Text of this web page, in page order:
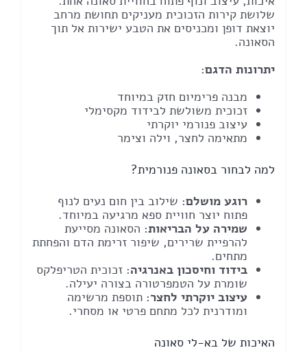
שלושת קירות הזכוכית מעניקים תחושת מרחב
יוצאת דופן ומכניסים את הטבע ישירות אל תוך
הסאונה.
יתרונות הדגם:
מבנה פרימיום חזק במיוחד
זכוכית משולשת לבידוד מקסימלי
עיצוב פנורמי יוקרתי
מתאימה לחצר, וילה וצימר
למה לבחור בסאונה פנורמית?
רוגע מושלם: שילוב בין חום נעים לנוף
פתוח יוצר חוויית ספא מרגיעה במיוחד.
שמירה על הבריאות: הסאונה מסייעת
להרפיית שרירים, שיפור זרימת הדם והפחתת
מתחים.
בידוד וחיסכון באנרגיה: זכוכית הטריפלקס
שומרת על הטמפרטורה בצורה יעילה.
עיצוב יוקרתי לחצר: תוספת מרשימה
ומודרנית לכל מתחם פרטי או מסחרי.
האיכות של בא-לי סאונה